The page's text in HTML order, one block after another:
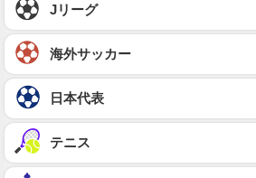
Jリーグ
海外サッカー
日本代表
テニス